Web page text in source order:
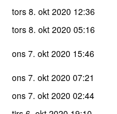
tors 8. okt 2020 12:36
tors 8. okt 2020 05:16
ons 7. okt 2020 15:46
ons 7. okt 2020 07:21
ons 7. okt 2020 02:44